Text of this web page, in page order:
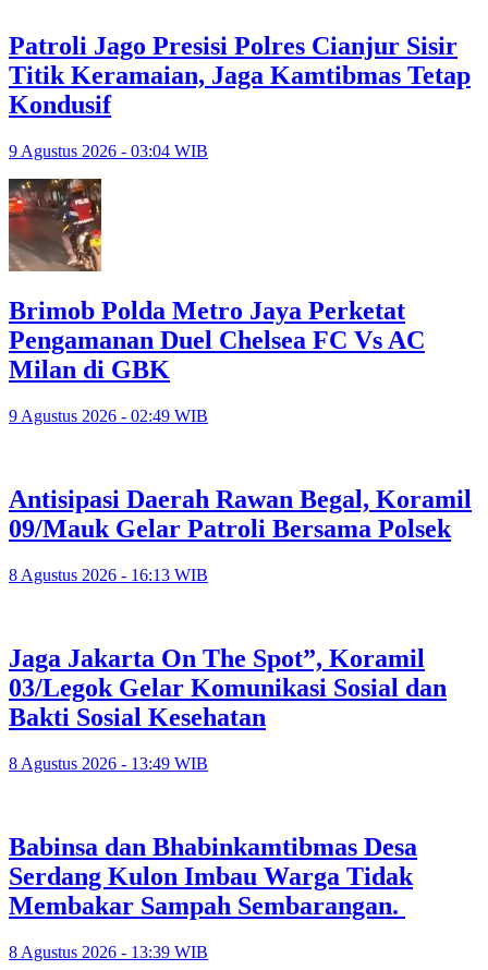
Patroli Jago Presisi Polres Cianjur Sisir
Titik Keramaian, Jaga Kamtibmas Tetap
Kondusif
9 Agustus 2026 - 03:04 WIB
Brimob Polda Metro Jaya Perketat
Pengamanan Duel Chelsea FC Vs AC
Milan di GBK
9 Agustus 2026 - 02:49 WIB
Antisipasi Daerah Rawan Begal, Koramil
09/Mauk Gelar Patroli Bersama Polsek
8 Agustus 2026 - 16:13 WIB
Jaga Jakarta On The Spot”, Koramil
03/Legok Gelar Komunikasi Sosial dan
Bakti Sosial Kesehatan
8 Agustus 2026 - 13:49 WIB
Babinsa dan Bhabinkamtibmas Desa
Serdang Kulon Imbau Warga Tidak
Membakar Sampah Sembarangan.
8 Agustus 2026 - 13:39 WIB